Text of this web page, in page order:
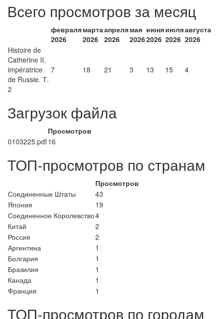
Всего просмотров за месяц
февраля
2026
марта
2026
апреля
2026
мая
2026
июня
2026
июля
2026
августа
2026
Histoire de
Catherine II,
impératrice
de Russie. Т.
2
7 18 21 3 13 15 4
Загрузок файла
Просмотров
0103225.pdf16
ТОП-просмотров по странам
Просмотров
Соединенные Штаты
43
Япония
19
Соединенное Королевство4
Китай
2
Россия
2
Аргентина
1
Болгария
1
Бразилия
1
Канада
1
Франция
1
ТОП-просмотров по городам